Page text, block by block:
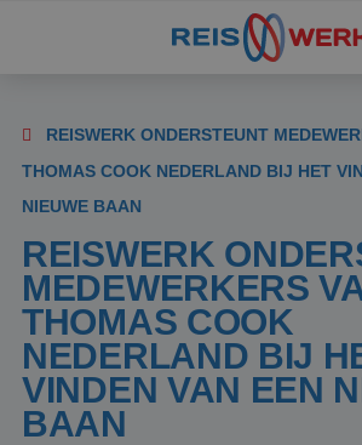
REISWERK ONDERSTEUNT
THOMAS COOK NEDERLAND BIJ HET
NIEUWE BAAN
REISWERK
MEDEWERKERS
THOMAS COOK
NEDERLAND BIJ
VINDEN VAN EEN
BAAN